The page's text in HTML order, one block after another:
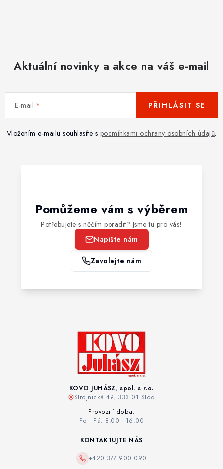
Aktuální novinky a akce na váš e-mail
E-mail
Vložením e-mailu souhlasíte s podmínkami ochrany osobních údajů.
PŘIHLÁSIT SE
Pomůžeme vám s výběrem
Potřebujete s něčím poradit? Jsme tu pro vás!
Napište nám
Zavolejte nám
KOVO JUHÁSZ, spol. s r.o.
Strojnická 49, 333 01 Stod
Provozní doba:
Po - Pá: 8:00 - 16:00
KONTAKTUJTE NÁS
+420 377 900 090